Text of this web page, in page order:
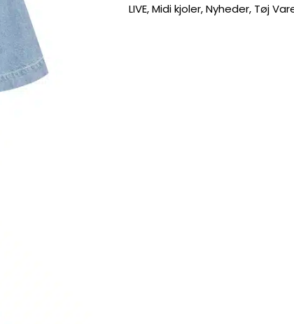
LIVE,Midi kjoler,Nyheder, Tøj